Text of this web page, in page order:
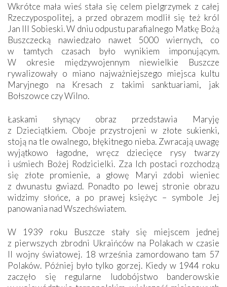
Wkrótce mała wieś stała się celem pielgrzymek z całej
Rzeczypospolitej, a przed obrazem modlił się też król
Jan III Sobieski. W dniu odpustu parafialnego Matkę Bożą
Buszczecką nawiedzało nawet 5000 wiernych, co
w tamtych czasach było wynikiem imponującym.
W okresie międzywojennym niewielkie Buszcze
rywalizowały o miano najważniejszego miejsca kultu
Maryjnego na Kresach z takimi sanktuariami, jak
Bołszowce czy Wilno.
Łaskami słynący obraz przedstawia Maryję
z Dzieciątkiem. Oboje przystrojeni w złote sukienki,
stoją na tle owalnego, błękitnego nieba. Zwracają uwagę
wyjątkowo łagodne, wręcz dziecięce rysy twarzy
i uśmiech Bożej Rodzicielki. Zza Ich postaci rozchodzą
się złote promienie, a głowę Maryi zdobi wieniec
z dwunastu gwiazd. Ponadto po lewej stronie obrazu
widzimy słońce, a po prawej księżyc – symbole Jej
panowania nad Wszechświatem.
W 1939 roku Buszcze stały się miejscem jednej
z pierwszych zbrodni Ukraińców na Polakach w czasie
II wojny światowej. 18 września zamordowano tam 57
Polaków. Później było tylko gorzej. Kiedy w 1944 roku
zaczęło się regularne ludobójstwo banderowskie